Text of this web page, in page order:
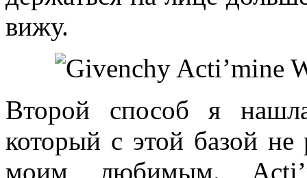
вижу.
Второй способ я
который с этой базой не
моим любимым.